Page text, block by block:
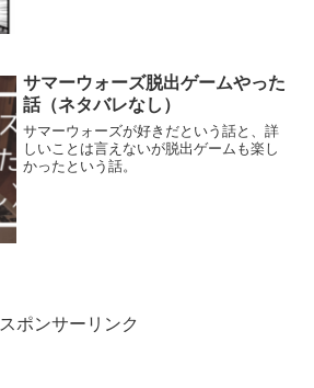
サマーウォーズ脱出ゲームやった
話（ネタバレなし）
サマーウォーズが好きだという話と、詳
しいことは言えないが脱出ゲームも楽し
かったという話。
スポンサーリンク